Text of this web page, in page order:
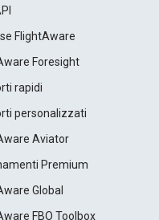
FlightAware
Foresight
rapidi
personalizzati
Aviator
Premium
Global
FBO Toolbox